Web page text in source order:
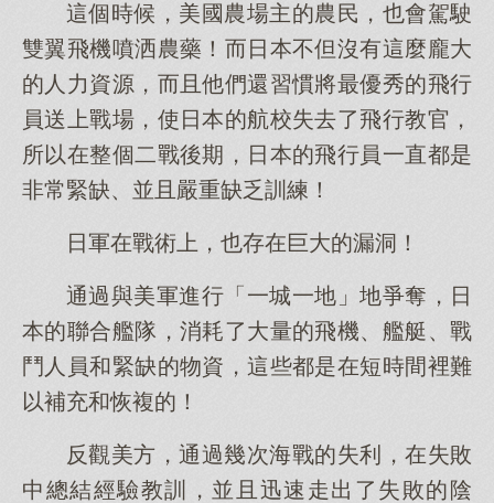
這個時候，美國農場主的農民，也會駕駛
雙翼飛機噴洒農藥！而日本不但沒有這麼龐大
的人力資源，而且他們還習慣將最優秀的飛行
員送上戰場，使日本的航校失去了飛行教官，
所以在整個二戰後期，日本的飛行員一直都是
非常緊缺、並且嚴重缺乏訓練！
日軍在戰術上，也存在巨大的漏洞！
通過與美軍進行「一城一地」地爭奪，日
本的聯合艦隊，消耗了大量的飛機、艦艇、戰
鬥人員和緊缺的物資，這些都是在短時間裡難
以補充和恢複的！
反觀美方，通過幾次海戰的失利，在失敗
中總結經驗教訓，並且迅速走出了失敗的陰